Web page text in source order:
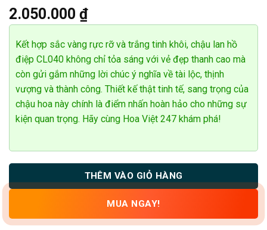
5.00 trên 5
dựa trên
1
đánh giá
2.050.000 ₫
Kết hợp sắc vàng rực rỡ và trắng tinh khôi, chậu lan hồ
điệp CL040 không chỉ tỏa sáng với vẻ đẹp thanh cao mà
còn gửi gắm những lời chúc ý nghĩa về tài lộc, thịnh
vượng và thành công. Thiết kế thật tinh tế, sang trọng của
chậu hoa này chính là điểm nhấn hoàn hảo cho những sự
kiện quan trọng. Hãy cùng Hoa Việt 247 khám phá!
THÊM VÀO GIỎ HÀNG
MUA NGAY!